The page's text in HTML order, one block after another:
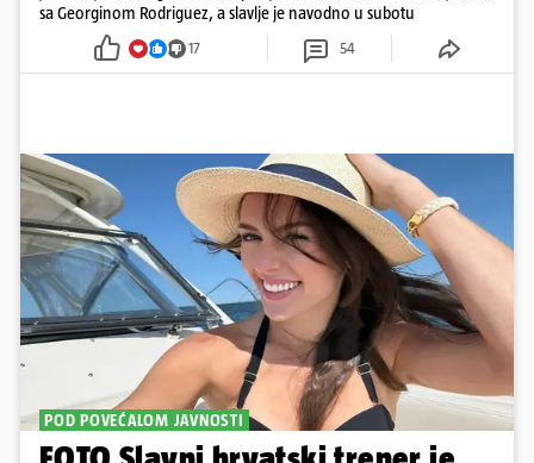
sa Georginom Rodriguez, a slavlje je navodno u subotu
17 54
POD POVEĆALOM JAVNOSTI